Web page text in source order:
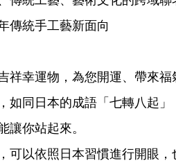
傳統手工藝新面向
祥幸運物，為您開運、帶來福
如同日本的成語「七轉八起」
讓你站起來。
可以依照日本習慣進行開眼